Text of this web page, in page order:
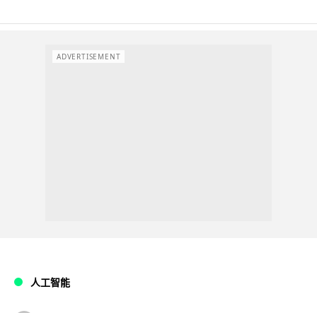
ADVERTISEMENT
人工智能